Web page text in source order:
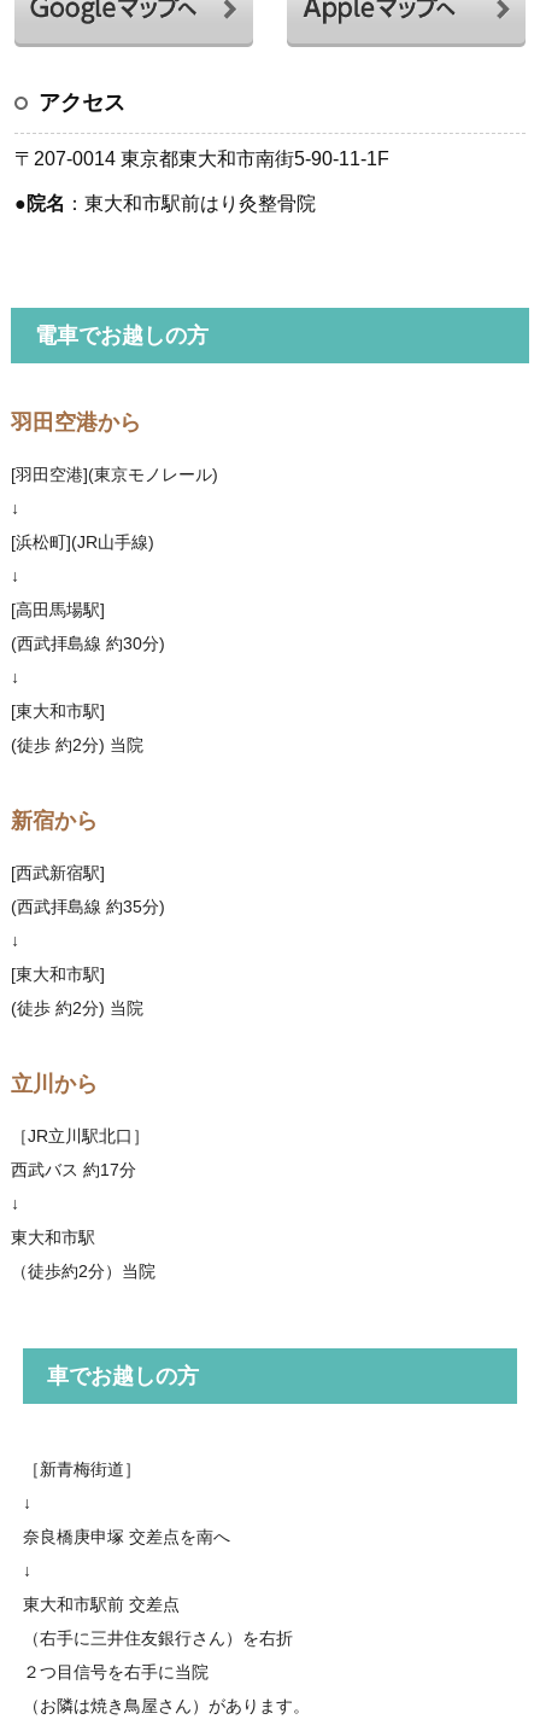
アクセス
〒207-0014 東京都東大和市南街5-90-11-1F
●院名 ：東大和市駅前はり灸整骨院
電車でお越しの方
羽田空港から
[羽田空港](東京モノレール)
↓
[浜松町](JR山手線)
↓
[高田馬場駅]
(西武拝島線 約30分)
↓
[東大和市駅]
(徒歩 約2分) 当院
新宿から
[西武新宿駅]
(西武拝島線 約35分)
↓
[東大和市駅]
(徒歩 約2分) 当院
立川から
［JR立川駅北口］
西武バス 約17分
↓
東大和市駅
（徒歩約2分）当院
車でお越しの方
［新青梅街道］
↓
奈良橋庚申塚 交差点を南へ
↓
東大和市駅前 交差点
（右手に三井住友銀行さん）を右折
２つ目信号を右手に当院
（お隣は焼き鳥屋さん）があります。